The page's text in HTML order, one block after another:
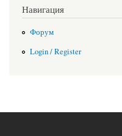
Навигация
Форум
Login / Register